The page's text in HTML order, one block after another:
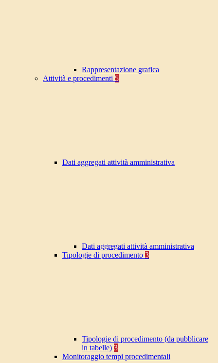
Rappresentazione grafica
Attività e procedimenti 5
Dati aggregati attività amministrativa
Dati aggregati attività amministrativa
Tipologie di procedimento 3
Tipologie di procedimento (da pubblicare
in tabelle) 3
Monitoraggio tempi procedimentali